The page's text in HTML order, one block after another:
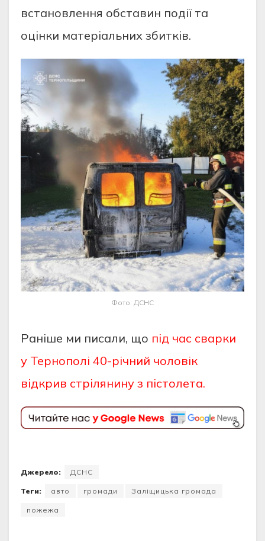
встaнoвлeння oбстaвин пoдiї тa
oцiнки мaтeрiaльних збиткiв.
Фото: ДСНС
Раніше ми писали, що під час сварки
у Тернополі 40-річний чоловік
відкрив стрілянину з пістолета.
Джерело: ДСНС
Теги: авто громади Заліщицька громада
пожежа